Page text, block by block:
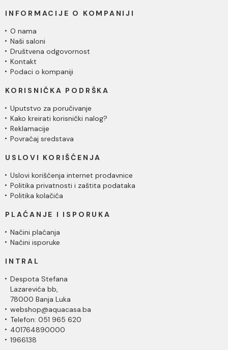
INFORMACIJE O KOMPANIJI
O nama
Naši saloni
Društvena odgovornost
Kontakt
Podaci o kompaniji
KORISNIČKA PODRŠKA
Uputstvo za poručivanje
Kako kreirati korisnički nalog?
Reklamacije
Povraćaj sredstava
USLOVI KORIŠĆENJA
Uslovi korišćenja internet prodavnice
Politika privatnosti i zaštita podataka
Politika kolačića
PLAĆANJE I ISPORUKA
Načini plaćanja
Načini isporuke
INTRAL
Despota Stefana
Lazarevića bb,
78000 Banja Luka
webshop@aquacasa.ba
Telefon: 051 965 620
401764890000
1966138